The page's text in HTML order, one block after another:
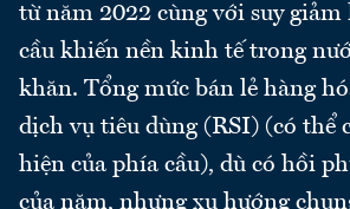
từ năm 2022 cùng với suy
cầu khiến nền kinh tế trong
khăn. Tổng mức bán lẻ hàng
dịch vụ tiêu dùng (RSI) (có thể
hiện của phía cầu), dù có hồi
của năm, nhưng xu hướng